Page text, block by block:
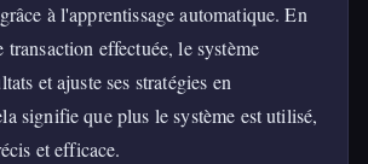
à l'apprentissage automatique. En
transaction effectuée, le système
et ajuste ses stratégies en
signifie que plus le système est utilisé,
et efficace.